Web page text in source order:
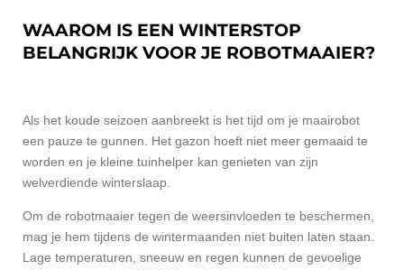
WAAROM IS EEN WINTERSTOP
BELANGRIJK VOOR JE ROBOTMAAIER?
Als het koude seizoen aanbreekt is het tijd om je maairobot
een pauze te gunnen. Het gazon hoeft niet meer gemaaid te
worden en je kleine tuinhelper kan genieten van zijn
welverdiende winterslaap.
Om de robotmaaier tegen de weersinvloeden te beschermen,
mag je hem tijdens de wintermaanden niet buiten laten staan.
Lage temperaturen, sneeuw en regen kunnen de gevoelige